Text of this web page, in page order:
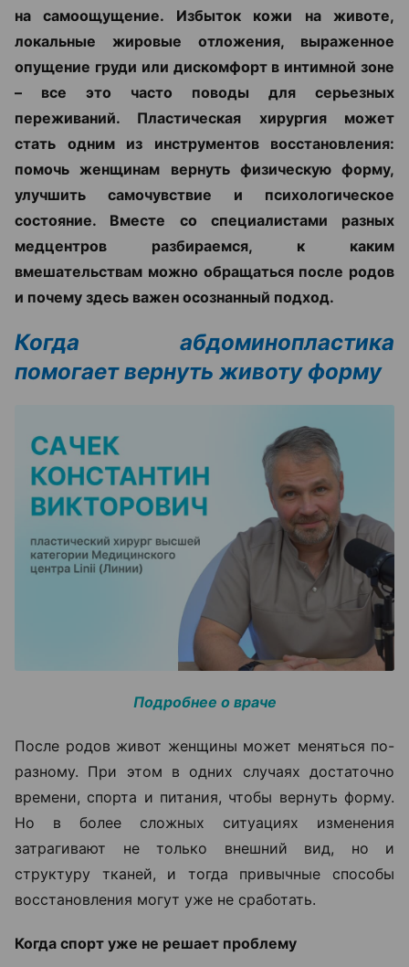
на самоощущение. Избыток кожи на животе,
локальные жировые отложения, выраженное
опущение груди или дискомфорт в интимной зоне
– все это часто поводы для серьезных
переживаний. Пластическая хирургия может
стать одним из инструментов восстановления:
помочь женщинам вернуть физическую форму,
улучшить самочувствие и психологическое
состояние. Вместе со специалистами разных
медцентров разбираемся, к каким
вмешательствам можно обращаться после родов
и почему здесь важен осознанный подход.
Когда абдоминопластика
помогает вернуть животу форму
Подробнее о враче
После родов живот женщины может меняться по-
разному. При этом в одних случаях достаточно
времени, спорта и питания, чтобы вернуть форму.
Но в более сложных ситуациях изменения
затрагивают не только внешний вид, но и
структуру тканей, и тогда привычные способы
восстановления могут уже не сработать.
Когда спорт уже не решает проблему